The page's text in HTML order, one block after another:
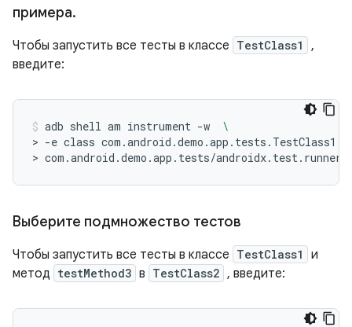
примера.
Чтобы запустить все тесты в классе TestClass1
,
введите:
adb shell am instrument -w
\
> -e class com.android.demo.app.tests.TestClass1
> com.android.demo.app.tests/
Выберите подмножество тестов
Чтобы запустить все тесты в классе TestClass1
и
метод testMethod3 в TestClass2 , введите: